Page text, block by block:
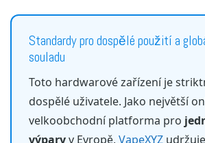
Standardy pro dospělé použití a
souladu
Toto hardwarové zařízení je
dospělé uživatele. Jako největší
velkoobchodní platforma pro
výparyv Evropě, VapeXYZ